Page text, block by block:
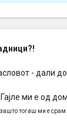
- дали
ми е од
зашто тогаш ми е срам